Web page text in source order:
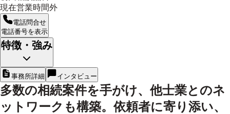
現在営業時間外
電話問合せ
電話番号を表示
特徴・強み
事務所詳細 インタビュー
多数の相続案件を手がけ、他士業とのネ
ットワークも構築。依頼者に寄り添い、